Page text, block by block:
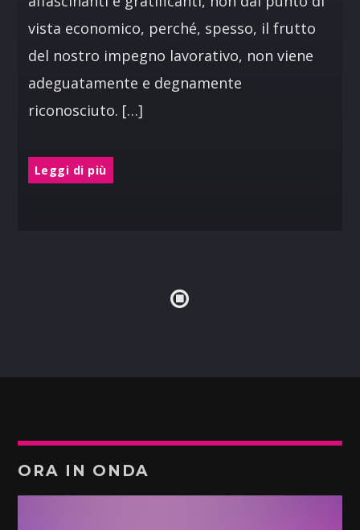
vista economico, perché, spesso, il frutto
del nostro impegno lavorativo, non viene
adeguatamente e degnamente
riconosciuto. […]
Leggi di più
ORA IN ONDA